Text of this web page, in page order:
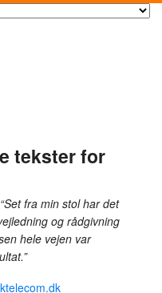
tekster for
“Set fra min stol har det
og rådgivning
hele vejen var